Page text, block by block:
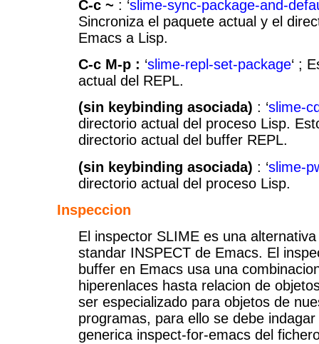
C-c ~ : ‘slime-sync-package-and-
Sincroniza el paquete actual y el
Emacs a Lisp.
C-c M-p : ‘slime-repl-set-package‘ ;
actual del REPL.
(sin keybinding asociada) : ‘slime-
directorio actual del proceso Lisp.
directorio actual del buffer REPL.
(sin keybinding asociada) : ‘slime-
directorio actual del proceso Lisp.
Inspeccion
El inspector SLIME es una
standar INSPECT de Emacs. El
buffer en Emacs usa una
hiperenlaces hasta relacion de
ser especializado para objetos de
programas, para ello se debe
generica inspect-for-emacs del